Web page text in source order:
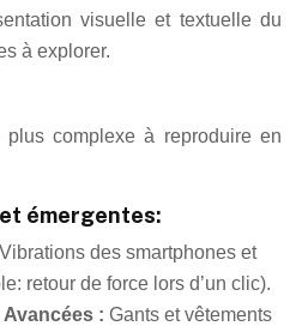
visuelle et textuelle du
à explorer.
complexe à reproduire en
émergentes:
Vibrations des smartphones et
retour de force lors d’un clic).
: Gants et vêtements